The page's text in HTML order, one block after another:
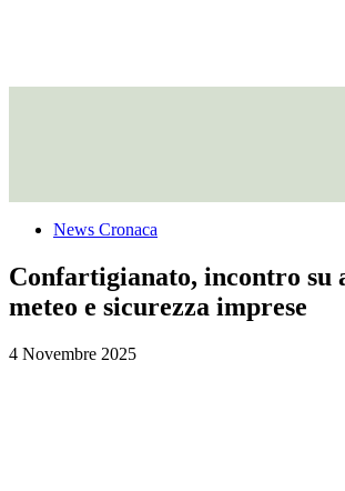
News Cronaca
Confartigianato, incontro su
meteo e sicurezza imprese
4 Novembre 2025